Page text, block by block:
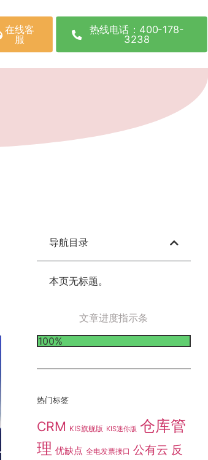
在线客
服
热线电话：400-178-
3238
导航目录
本页无标题。
文章进度指示条
100%
热门标签
CRM KIS旗舰版 KIS迷你版 仓库管
理 优缺点 全电发票接口 公有云 反